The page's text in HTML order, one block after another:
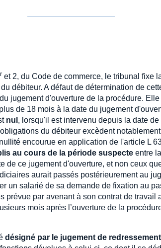
et 2, du Code de commerce, le tribunal fixe
débiteur. A défaut de détermination de
jugement d'ouverture de la procédure.
de 18 mois à la date du jugement
nul , lorsqu'il est intervenu depuis la date
du débiteur excèdent
encourue en application de l'article L
au cours de la période suspecte entre
de ce jugement d'ouverture, et non ceux
aurait passés postérieurement au
un salarié de sa demande de fixation au
prévue par avenant à son contrat de travail
mois après l’ouverture de la
désigné par le jugement de